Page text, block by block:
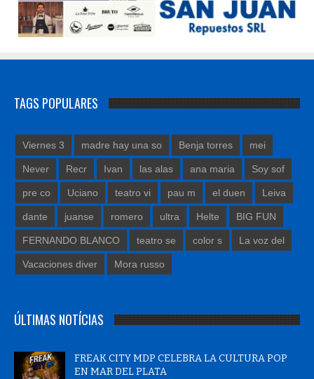
TAGS POPULARES
Viernes 3 madre hay una so Benja torres mei
Never Recr Ivan las alas ana maria Soy sof
pre co Uciano teatro vi pau m el duen Leiva
dante juanse romero ultra Helte BIG FUN
FERNANDO BLANCO teatro se color s La voz del
Vacaciones diver Mora russo
ÚLTIMAS NOTÍCIAS
FREAK CITY MDP CELEBRA LA CULTURA POP
EN MAR DEL PLATA